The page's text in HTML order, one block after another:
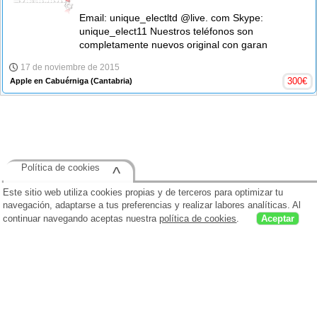
Email: unique_electltd @live. com Skype:
unique_elect11 Nuestros teléfonos son
completamente nuevos original con garan
17 de noviembre de 2015
Apple en Cabuérniga (Cantabria) 300€
Este sitio web utiliza cookies propias y de terceros para optimizar tu
navegación, adaptarse a tus preferencias y realizar labores analíticas. Al
continuar navegando aceptas nuestrapolítica de cookies Aceptar
Política de cookies ^